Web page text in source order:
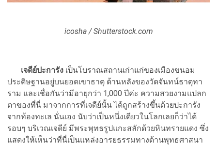
icosha / Shutterstock.com
เจดีย์ปะการัง เป็นโบราณสถานเก่าแก่ของเมืองขนอม
ประดิษฐานอยู่บนยอดเขาธาตุ ด้านหลังของวัดจันทน์ธาตุทา
ราม และเชื่อกันว่ามีอายุกว่า 1,000 ปีค่ะ ความสวยงามแปลก
ตาของที่นี่ มาจากการที่เจดีย์นั้น ได้ถูกสร้างขึ้นด้วยปะการัง
จากท้องทะเล นั่นเอง นับว่าเป็นหนึ่งเดียวในโลกเลยก็ว่าได้
รอบๆ บริเวณเจดีย์ มีพระพุทธรูปแกะสลักด้วยหินทรายแดง ซึ่ง
แสดงให้เห็นว่าที่นี่เป็นแหล่งอารยธรรมทางด้านพุทธศาสนา